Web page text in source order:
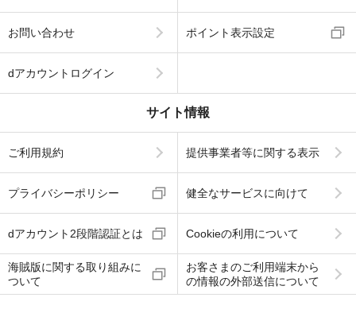
お問い合わせ ポイント表示設定
dアカウントログイン
サイト情報
ご利用規約 提供事業者等に関する表示
プライバシーポリシー 健全なサービスに向けて
dアカウント2段階認証とは Cookieの利用について
海賊版に関する取り組みに
ついて
お客さまのご利用端末から
の情報の外部送信について